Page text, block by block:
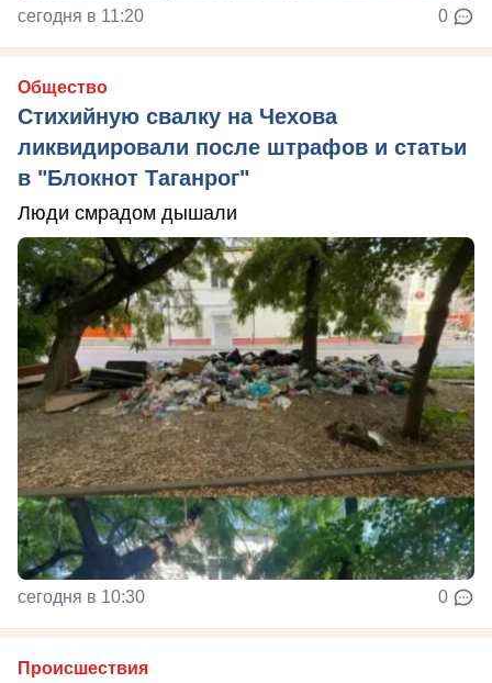
сегодня в 11:20 0
Общество
Стихийную свалку на Чехова
ликвидировали после штрафов и статьи
в "Блокнот Таганрог"
Люди смрадом дышали
сегодня в 10:30 0
Происшествия